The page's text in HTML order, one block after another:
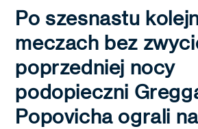
Po szesnastu
meczach bez
poprzedniej nocy
podopieczni
Popovicha ograli na